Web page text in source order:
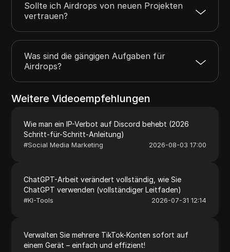
Sollte ich Airdrops von neuen Projekten
vertrauen?
Was sind die gängigen Aufgaben für
Airdrops?
Weitere Videoempfehlungen
Wie man ein IP-Verbot auf Discord behebt (2026
Schritt-für-Schritt-Anleitung)
#Social Media Marketing 2026-08-03 17:00
ChatGPT-Arbeit verändert vollständig, wie Sie
ChatGPT verwenden (vollständiger Leitfaden)
#KI-Tools 2026-07-31 12:14
Verwalten Sie mehrere TikTok-Konten sofort auf
einem Gerät – einfach und effizient!